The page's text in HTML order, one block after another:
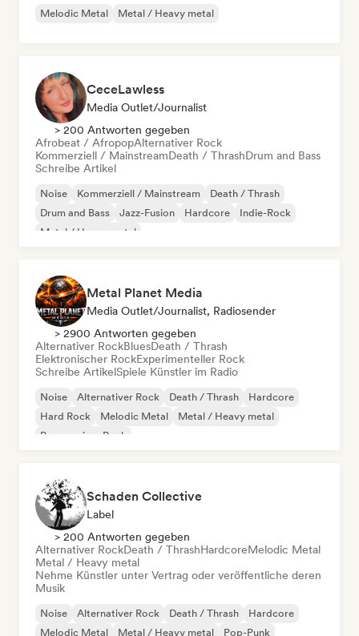
Melodic Metal
Metal / Heavy metal
CeceLawless
Media Outlet/Journalist
> 200 Antworten gegeben
Afrobeat / AfropopAlternativer Rock
Kommerziell / MainstreamDeath / ThrashDrum and Bass
Schreibe Artikel
Noise Kommerziell / Mainstream
Death / Thrash
Drum and Bass
Jazz-Fusion Hardcore
Indie-Rock
Metal / Heavy metal
Metal Planet Media
Media Outlet/Journalist, Radiosender
> 2900 Antworten gegeben
Alternativer RockBluesDeath / Thrash
Elektronischer RockExperimenteller Rock
Schreibe ArtikelSpiele Künstler im Radio
Noise Alternativer Rock Death / Thrash
Hardcore
Hard Rock
Melodic Metal
Metal / Heavy metal
Progressiver Rock
Schaden Collective
Label
> 200 Antworten gegeben
Alternativer RockDeath / ThrashHardcoreMelodic Metal
Metal / Heavy metal
Nehme Künstler unter Vertrag oder veröffentliche deren
Musik
Noise Alternativer Rock Death / Thrash
Hardcore
Melodic Metal
Metal / Heavy metal Pop-Punk